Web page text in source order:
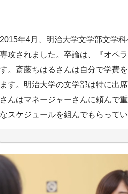
2015年4月、明治大学文学部文学
専攻されました。卒論は、『オペ
す。斎藤ちはるさんは自分で学費
ます。明治大学の文学部は特に出
さんはマネージャーさんに頼んで
なスケジュールを組んでもらってい